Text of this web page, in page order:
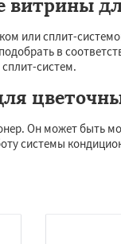
витрины
сплит-
в
систем.
Он может быть
системы